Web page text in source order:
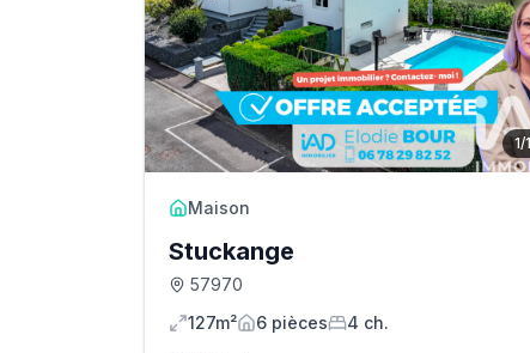
1/
Maison
Stuckange
57970
127m²
6 pièces 4 ch.